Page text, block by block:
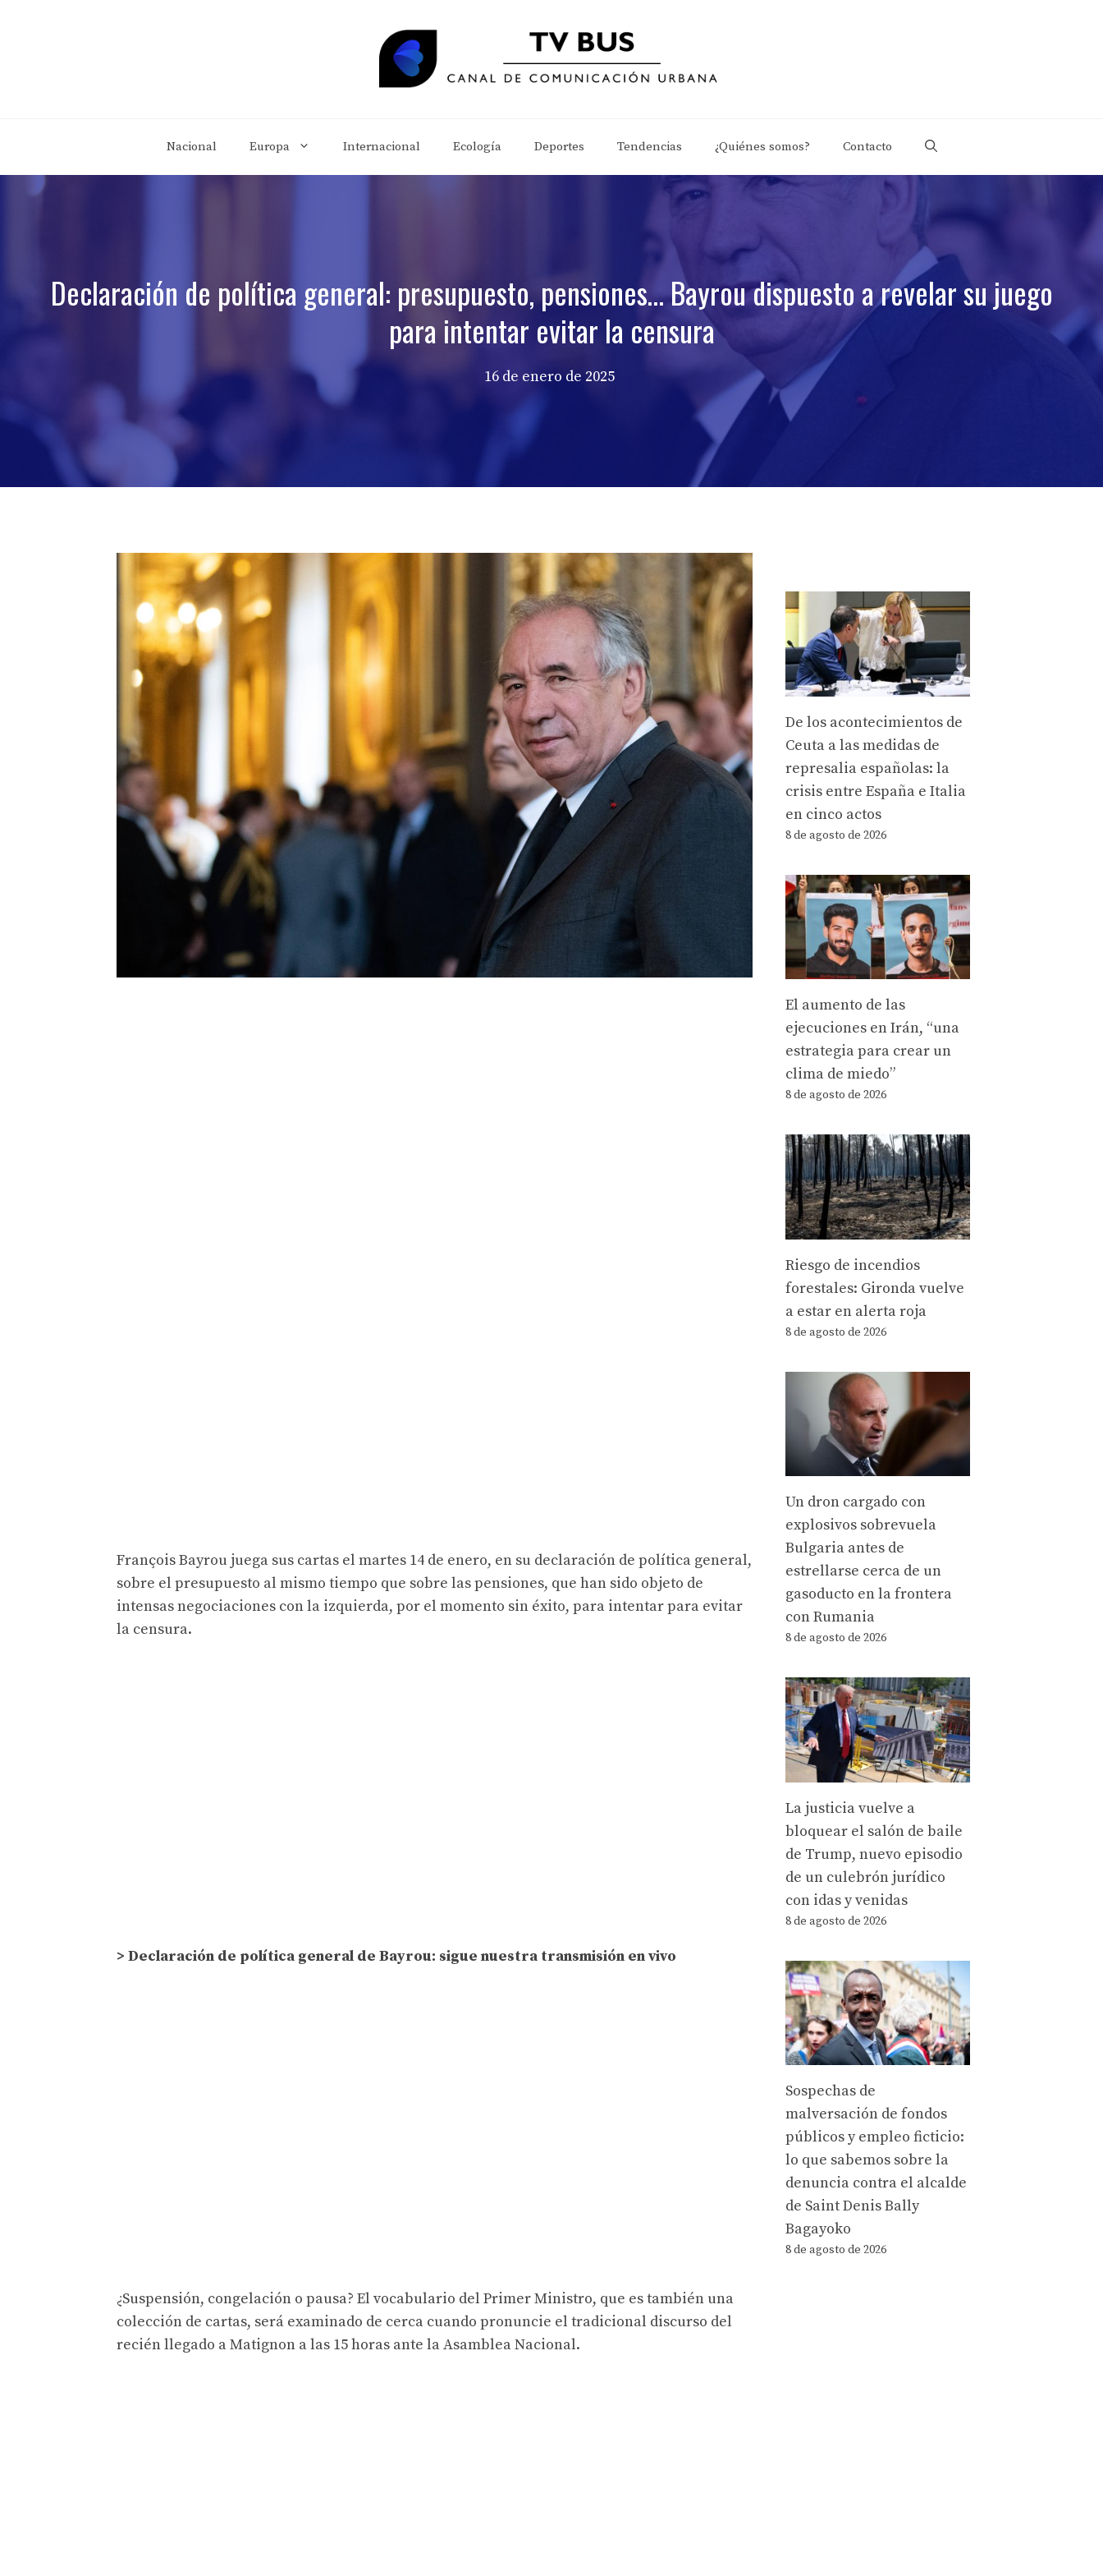
Nacional Europa Internacional Ecología Deportes Tendencias ¿Quiénes somos? Contacto
Declaración de política general: presupuesto, pensiones… Bayrou dispuesto a revelar su juego
para intentar evitar la censura
16 de enero de 2025
François Bayrou juega sus cartas el martes 14 de enero, en su declaración de política general,
sobre el presupuesto al mismo tiempo que sobre las pensiones, que han sido objeto de
intensas negociaciones con la izquierda, por el momento sin éxito, para intentar para evitar
la censura.
> Declaración de política general de Bayrou: sigue nuestra transmisión en vivo
¿Suspensión, congelación o pausa? El vocabulario del Primer Ministro, que es también una
colección de cartas, será examinado de cerca cuando pronuncie el tradicional discurso del
recién llegado a Matignon a las 15 horas ante la Asamblea Nacional.
De los acontecimientos de
Ceuta a las medidas de
represalia españolas: la
crisis entre España e Italia
en cinco actos
8 de agosto de 2026
El aumento de las
ejecuciones en Irán, “una
estrategia para crear un
clima de miedo”
8 de agosto de 2026
Riesgo de incendios
forestales: Gironda vuelve
a estar en alerta roja
8 de agosto de 2026
Un dron cargado con
explosivos sobrevuela
Bulgaria antes de
estrellarse cerca de un
gasoducto en la frontera
con Rumania
8 de agosto de 2026
La justicia vuelve a
bloquear el salón de baile
de Trump, nuevo episodio
de un culebrón jurídico
con idas y venidas
8 de agosto de 2026
Sospechas de
malversación de fondos
públicos y empleo ficticio:
lo que sabemos sobre la
denuncia contra el alcalde
de Saint Denis Bally
Bagayoko
8 de agosto de 2026